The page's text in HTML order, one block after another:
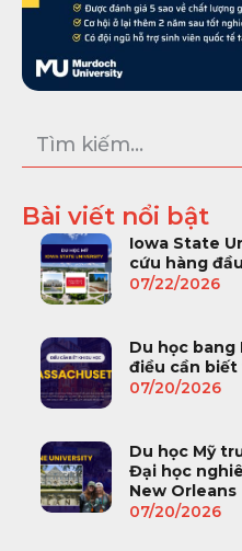
Bài viết nổi bật
Iowa State
cứu hàng
07/22/2026
Du học bang
điều cần
07/20/2026
Du học Mỹ
Đại học
New Orleans
07/20/2026